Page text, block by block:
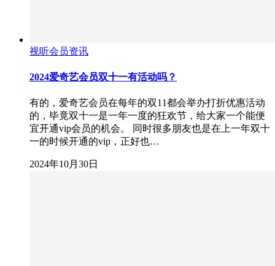
视听会员资讯
2024爱奇艺会员双十一有活动吗？
有的，爱奇艺会员在每年的双11都会举办打折优惠活动
的，毕竟双十一是一年一度的狂欢节，给大家一个能便
宜开通vip会员的机会。 同时很多朋友也是在上一年双十
一的时候开通的vip，正好也…
2024年10月30日